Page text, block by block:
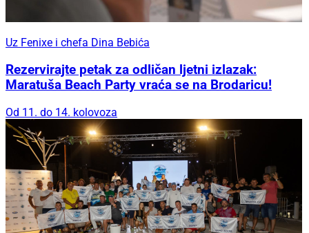
Uz Fenixe i chefa Dina Bebića
Rezervirajte petak za odličan ljetni izlazak:
Maratuša Beach Party vraća se na Brodaricu!
Od 11. do 14. kolovoza